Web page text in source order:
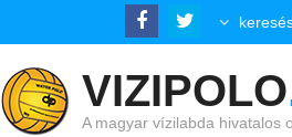
VIZIPOLO
A magyar vízilabda hivatalos